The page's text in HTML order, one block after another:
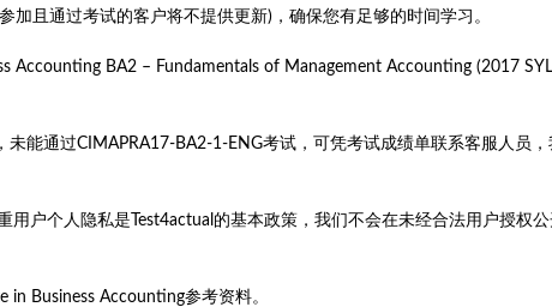
加且通过考试的客户将不提供更新)，确保您有足够的时间学习。
BA2 – Fundamentals of Management Accounting (2017
能通过CIMAPRA17-BA2-1-ENG考试，可凭考试成绩单联系客服人员
户个人隐私是Test4actual的基本政策，我们不会在未经合法用户授权
Business Accounting参考资料。